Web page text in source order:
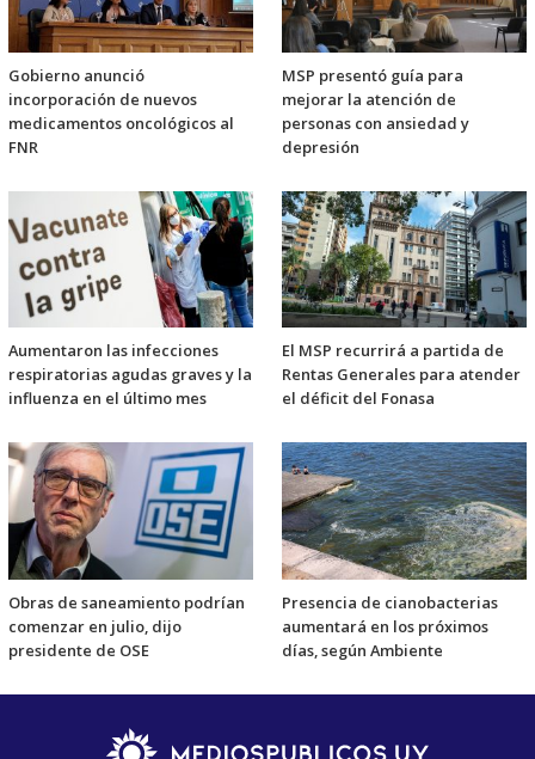
Gobierno anunció
incorporación de nuevos
medicamentos oncológicos al
FNR
MSP presentó guía para
mejorar la atención de
personas con ansiedad y
depresión
Aumentaron las infecciones
respiratorias agudas graves y la
influenza en el último mes
El MSP recurrirá a partida de
Rentas Generales para atender
el déficit del Fonasa
Obras de saneamiento podrían
comenzar en julio, dijo
presidente de OSE
Presencia de cianobacterias
aumentará en los próximos
días, según Ambiente